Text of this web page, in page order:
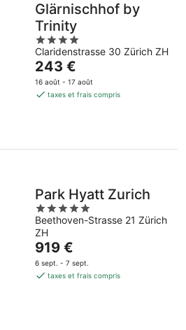
Glärnischhof by
Trinity
4
out
of
5
Claridenstrasse 30 Zürich ZH
Le
prix
est
nuit
243 €
16 août - 17 août
taxes et frais compris
Park Hyatt Zurich
5
out
of
5
Beethoven-Strasse 21 Zürich
ZH
Le
prix
est
919 €
6 sept. - 7 sept.
taxes et frais compris